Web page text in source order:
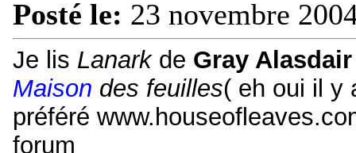
Posté le: 23 novembre
Je lis Lanarkde Gray Alasdair
Maison des feuilles( eh oui il y
préféré
forum